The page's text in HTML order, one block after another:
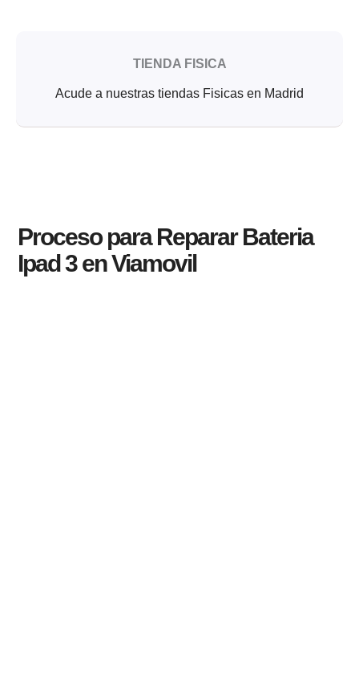
TIENDA FISICA
Acude a nuestras tiendas Fisicas en Madrid
Proceso para Reparar Bateria
Ipad 3 en Viamovil